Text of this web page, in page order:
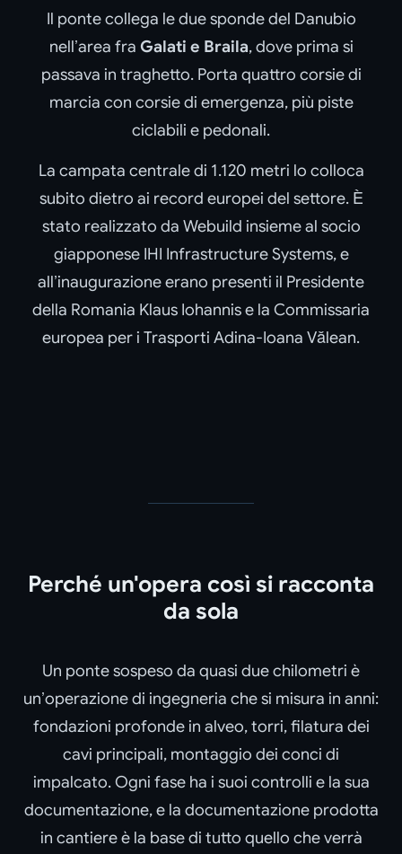
Il ponte collega le due sponde del Danubio
nell’area fra Galati e Braila, dove prima si
passava in traghetto. Porta quattro corsie di
marcia con corsie di emergenza, più piste
ciclabili e pedonali.
La campata centrale di 1.120 metri lo colloca
subito dietro ai record europei del settore. È
stato realizzato da Webuild insieme al socio
giapponese IHI Infrastructure Systems, e
all’inaugurazione erano presenti il Presidente
della Romania Klaus Iohannis e la Commissaria
europea per i Trasporti Adina-Ioana Vălean.
Perché un'opera così si racconta
da sola
Un ponte sospeso da quasi due chilometri è
un’operazione di ingegneria che si misura in anni:
fondazioni profonde in alveo, torri, filatura dei
cavi principali, montaggio dei conci di
impalcato. Ogni fase ha i suoi controlli e la sua
documentazione, e la documentazione prodotta
in cantiere è la base di tutto quello che verrà